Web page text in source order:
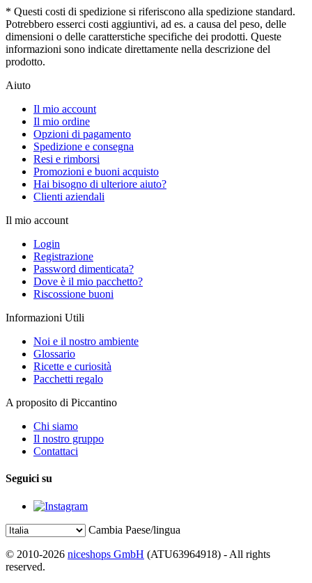
* Questi costi di spedizione si riferiscono alla spedizione standard.
Potrebbero esserci costi aggiuntivi, ad es. a causa del peso, delle
dimensioni o delle caratterstiche specifiche dei prodotti. Queste
informazioni sono indicate direttamente nella descrizione del
prodotto.
Aiuto
Il mio account
Il mio ordine
Opzioni di pagamento
Spedizione e consegna
Resi e rimborsi
Promozioni e buoni acquisto
Hai bisogno di ulteriore aiuto?
Clienti aziendali
Il mio account
Login
Registrazione
Password dimenticata?
Dove è il mio pacchetto?
Riscossione buoni
Informazioni Utili
Noi e il nostro ambiente
Glossario
Ricette e curiosità
Pacchetti regalo
A proposito di Piccantino
Chi siamo
Il nostro gruppo
Contattaci
Seguici su
Cambia Paese/lingua
© 2010-2026 niceshops GmbH (ATU63964918) - All rights
reserved.